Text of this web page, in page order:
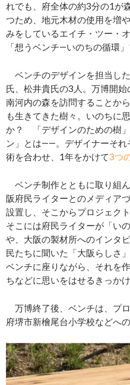
れでも、府全体の約3分の1が
つため、地元木材の使用を増
みをしているエイチ・ツー・
「想うベンチ―いのちの循環
ベンチのデザインを担当し
氏、松井貴氏の3人。万博開
南河内の森を訪問することか
も生きてきた樹々。いのちに
か？ 「デザインのための樹
ン」とは――。デザイナーそれ
術を合わせ、1年をかけて3つ
ベンチ制作とともに取り組
阪府民ライターとのメディア
設置し、そこからプロジェク
そこには府民ライターが「い
や、大阪の製材所へのインタ
民たちに聞いた「大阪らしさ
ベンチに座りながら、それを
ちなどに思いをはせるきっかけ
万博終了後、ベンチは、プ
府堺市新檜尾台小学校などへ